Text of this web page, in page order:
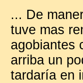
... De
tuve mas
agobiantes
arriba un
tardaría en